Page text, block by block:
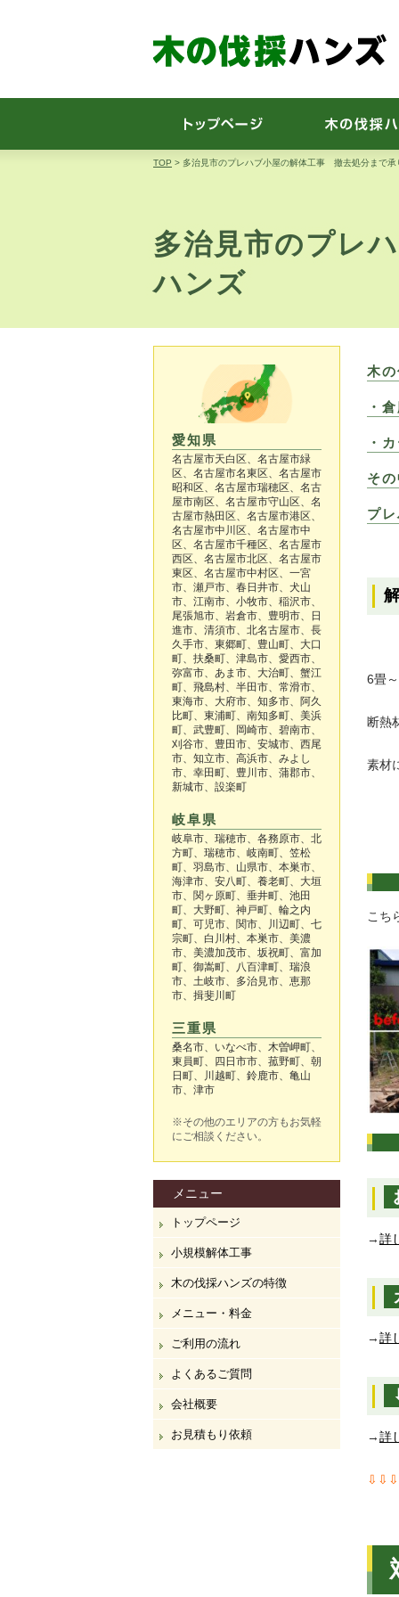
TOP > 多治見市のプレハブ小屋の解体工事 撤去処分まで
多治見市のプレ
ハンズ
木
・
・
そ
プ
6畳
断熱
素材
こち
→詳
→詳
→詳
⇩⇩⇩
愛知県
名古屋市天白区、名古屋市緑
区、名古屋市名東区、名古屋市
昭和区、名古屋市瑞穂区、名古
屋市南区、名古屋市守山区、名
古屋市熱田区、名古屋市港区、
名古屋市中川区、名古屋市中
区、名古屋市千種区、名古屋市
西区、名古屋市北区、名古屋市
東区、名古屋市中村区、一宮
市、瀬戸市、春日井市、犬山
市、江南市、小牧市、稲沢市、
尾張旭市、岩倉市、豊明市、日
進市、清須市、北名古屋市、長
久手市、東郷町、豊山町、大口
町、扶桑町、津島市、愛西市、
弥富市、あま市、大治町、蟹江
町、飛島村、半田市、常滑市、
東海市、大府市、知多市、阿久
比町、東浦町、南知多町、美浜
町、武豊町、岡崎市、碧南市、
刈谷市、豊田市、安城市、西尾
市、知立市、高浜市、みよし
市、幸田町、豊川市、蒲郡市、
新城市、設楽町
岐阜県
岐阜市、瑞穂市、各務原市、北
方町、瑞穂市、岐南町、笠松
町、羽島市、山県市、本巣市、
海津市、安八町、養老町、大垣
市、関ヶ原町、垂井町、池田
町、大野町、神戸町、輪之内
町、可児市、関市、川辺町、七
宗町、白川村、本巣市、美濃
市、美濃加茂市、坂祝町、富加
町、御嵩町、八百津町、瑞浪
市、土岐市、多治見市、恵那
市、揖斐川町
三重県
桑名市、いなべ市、木曽岬町、
東員町、四日市市、菰野町、朝
日町、川越町、鈴鹿市、亀山
市、津市
※その他のエリアの方もお気軽
にご相談ください。
メニュー
トップページ
小規模解体工事
木の伐採ハンズの特徴
メニュー・料金
ご利用の流れ
よくあるご質問
会社概要
お見積もり依頼